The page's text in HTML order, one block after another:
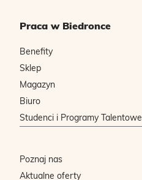
Praca w Biedronce
Benefity
Sklep
Magazyn
Biuro
Studenci i Programy Talentowe
Poznaj nas
Aktualne oferty